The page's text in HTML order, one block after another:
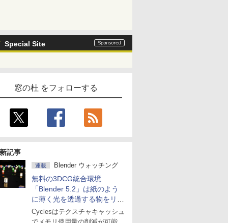
Special Site
窓の杜 をフォローする
記事
連載 Blender ウォッチング
無料の3DCG統合環境
「Blender 5.2」は紙のよう
に薄く光を透過する物をリア
ルに表現
Cyclesはテクスチャキャッシュ